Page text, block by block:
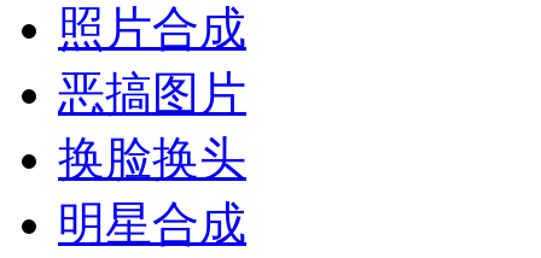
照片合成
恶搞图片
换脸换头
明星合成